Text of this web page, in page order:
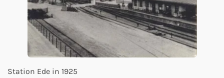
Station Ede in 1925